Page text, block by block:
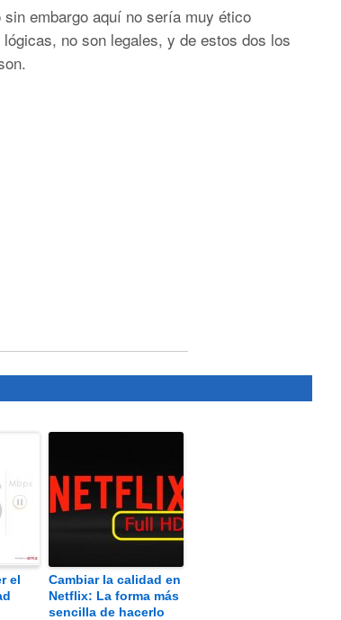
embargo aquí no sería muy ético
no son legales, y de estos dos los
el
Cambiar la calidad en
Netflix: La forma más
sencilla de hacerlo